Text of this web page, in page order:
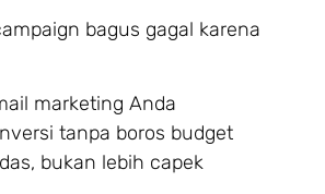
bagus gagal karena
marketing Anda
tanpa boros budget
bukan lebih capek